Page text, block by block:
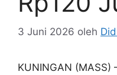
3 Juni 2026 oleh
KUNINGAN (MASS)